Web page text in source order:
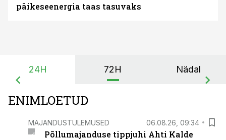
päikeseenergia taas tasuvaks
24H 72H Nädal
ENIMLOETUD
MAJANDUSTULEMUSED 06.08.26, 09:34
Põllumajanduse tippjuhi Ahti Kalde